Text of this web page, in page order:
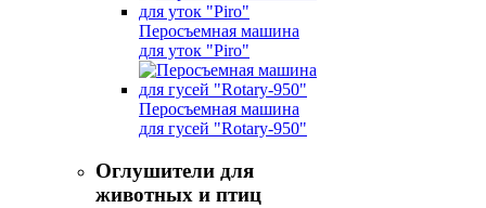
Перосъемная машина
для уток "Piro"
Перосъемная машина
для гусей "Rotary-950"
Оглушители для
животных и птиц